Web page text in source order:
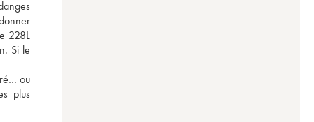
228L
Si le
ou
plus